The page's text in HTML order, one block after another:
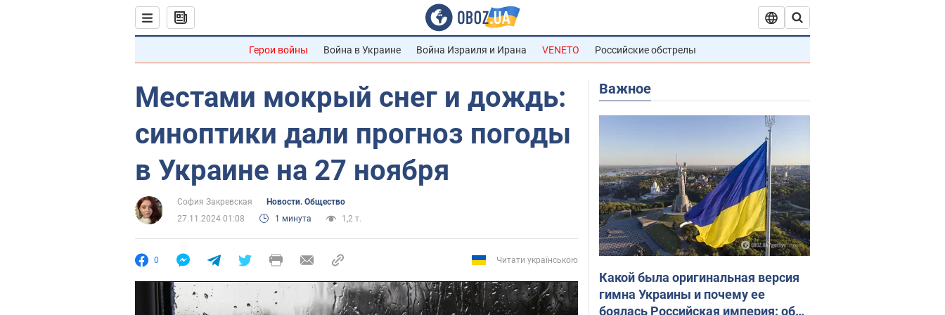
Герои войны Война в Украине Война Израиля и Ирана VENETO Российские обстрелы
Местами мокрый снег и дождь:
синоптики дали прогноз погоды
в Украине на 27 ноября
София Закревская
Новости. Общество
27.11.2024 01:08
1 минута 1,2 т.
0 Читати українською
Важное
Какой была оригинальная версия
гимна Украины и почему ее
боялась Российская империя: об